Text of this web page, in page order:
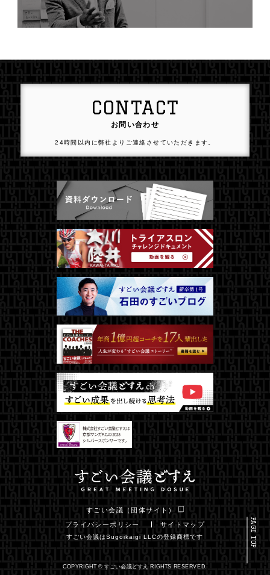
CONTACT
お問い合わせ
24時間以内に弊社よりご連絡させていただきます。
PAGE TOP
すごい会議（団体サイト）
プライバシーポリシー
サイトマップ
すごい会議はSugoikaigi LLCの登録商標です
COPYRIGHT © すごい会議どすえ RIGHTS RESERVED.